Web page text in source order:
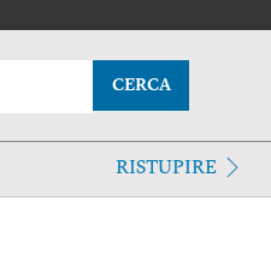
CERCA
RISTUPIRE